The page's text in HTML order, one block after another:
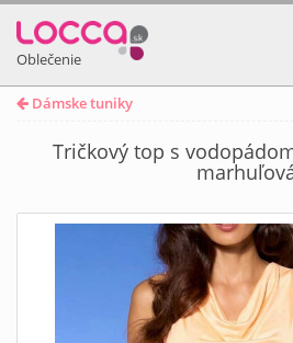
Oblečenie
Dámske tuniky
Tričkový top s